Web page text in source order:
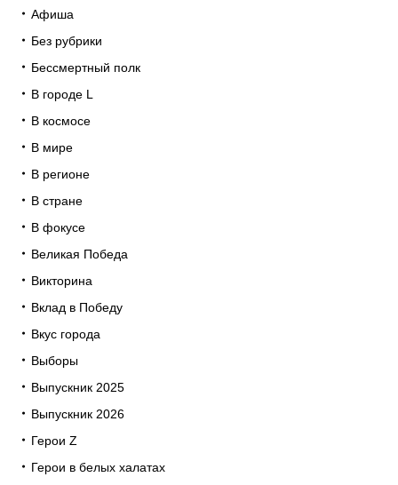
Афиша
Без рубрики
Бессмертный полк
В городе L
В космосе
В мире
В регионе
В стране
В фокусе
Великая Победа
Викторина
Вклад в Победу
Вкус города
Выборы
Выпускник 2025
Выпускник 2026
Герои Z
Герои в белых халатах